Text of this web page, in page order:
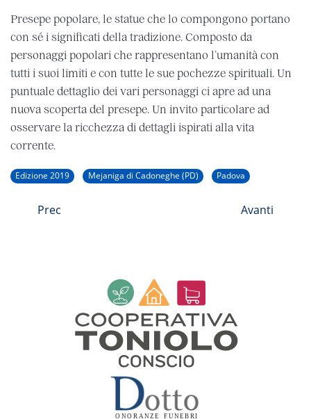
Presepe popolare, le statue che lo compongono portano
con sé i significati della tradizione. Composto da
personaggi popolari che rappresentano l’umanità con
tutti i suoi limiti e con tutte le sue pochezze spirituali. Un
puntuale dettaglio dei vari personaggi ci apre ad una
nuova scoperta del presepe. Un invito particolare ad
osservare la ricchezza di dettagli ispirati alla vita
corrente.
Edizione 2019 Mejaniga di Cadoneghe (PD) Padova
Prec Avanti